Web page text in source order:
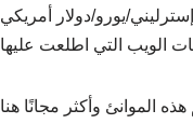
إسترليني/يورو/دولار أمريكي
الموانئ وأكثر مجانًا هنا